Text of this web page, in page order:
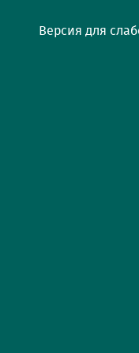
Версия для